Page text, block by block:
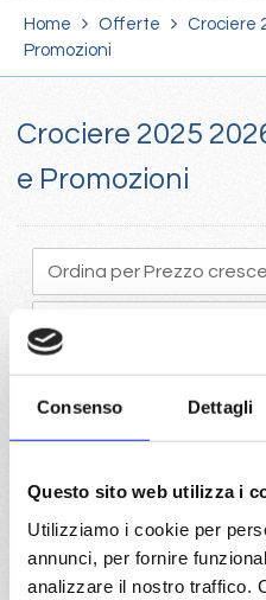
Consenso Dettagli
Questo sito web utilizza i
Utilizziamo i cookie per
annunci, per fornire
analizzare il nostro traffico.
Home Offerte
Crociere
Promozioni
Crociere 2025
e Promozioni
crociera porta vantaggi
disponibilità
Visita il portale per trovare le